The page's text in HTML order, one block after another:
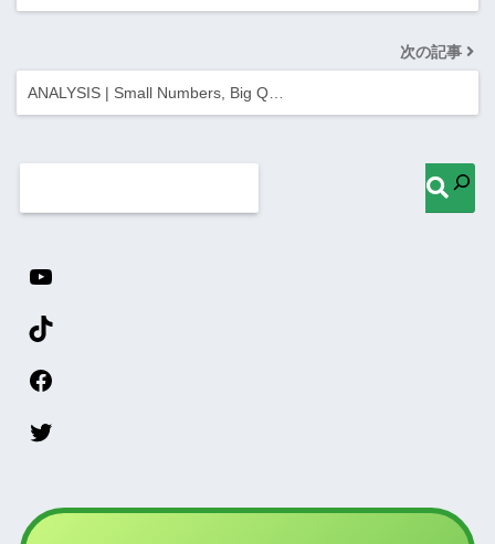
次の記事
ANALYSIS | Small Numbers, Big Q…